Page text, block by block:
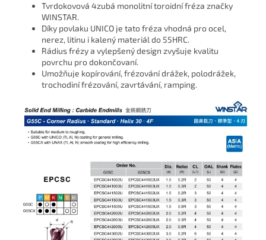
Tvrdokovová 4zubá monolitní toroidní fréza značky
WINSTAR.
Díky povlaku UNICO je tato fréza vhodná pro ocel,
nerez, litinu i kalený materiál do 55HRC.
Rádius frézy a vylepšený design zvyšuje kvalitu
povrchu pro dokončovaní.
Umožňuje kopírování, frézování drážek, polodrážek,
trochodiní frézování, zavrtávání, ramping.